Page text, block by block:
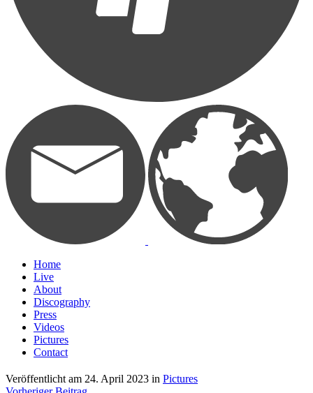
Home
Live
About
Discography
Press
Videos
Pictures
Contact
Veröffentlicht am 24. April 2023 in Pictures